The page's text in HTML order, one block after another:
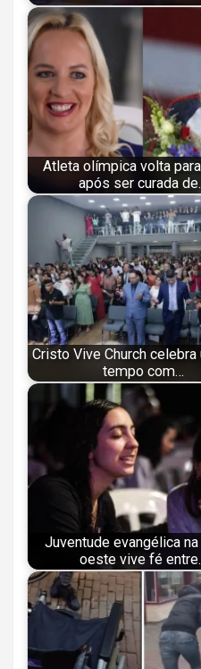
Atleta olímpica volta
após ser curada
Cristo Vive Church celebra
tempo com…
Juventude evangélica
oeste vive fé